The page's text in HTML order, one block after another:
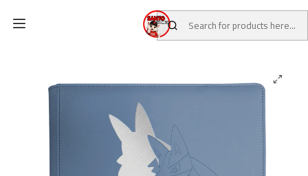
TCG CARDS TCG ACCESSORIES
Carpeta Lucario 12-Pocket Zippered Pro binder